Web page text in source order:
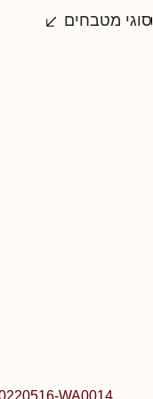
סוגי מטבחים